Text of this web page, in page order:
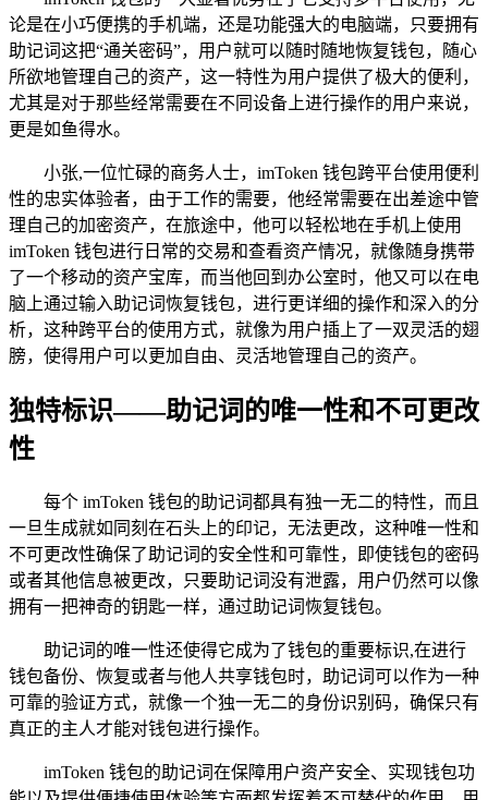
论是在小巧便携的手机端，还是功能强大的电脑端，只要拥有
助记词这把“通关密码”，用户就可以随时随地恢复钱包，随心
所欲地管理自己的资产，这一特性为用户提供了极大的便利，
尤其是对于那些经常需要在不同设备上进行操作的用户来说，
更是如鱼得水。
小张,一位忙碌的商务人士，imToken 钱包跨平台使用便利
性的忠实体验者，由于工作的需要，他经常需要在出差途中管
理自己的加密资产，在旅途中，他可以轻松地在手机上使用
imToken 钱包进行日常的交易和查看资产情况，就像随身携带
了一个移动的资产宝库，而当他回到办公室时，他又可以在电
脑上通过输入助记词恢复钱包，进行更详细的操作和深入的分
析，这种跨平台的使用方式，就像为用户插上了一双灵活的翅
膀，使得用户可以更加自由、灵活地管理自己的资产。
独特标识——助记词的唯一性和不可更改
性
每个 imToken 钱包的助记词都具有独一无二的特性，而且
一旦生成就如同刻在石头上的印记，无法更改，这种唯一性和
不可更改性确保了助记词的安全性和可靠性，即使钱包的密码
或者其他信息被更改，只要助记词没有泄露，用户仍然可以像
拥有一把神奇的钥匙一样，通过助记词恢复钱包。
助记词的唯一性还使得它成为了钱包的重要标识,在进行
钱包备份、恢复或者与他人共享钱包时，助记词可以作为一种
可靠的验证方式，就像一个独一无二的身份识别码，确保只有
真正的主人才能对钱包进行操作。
imToken 钱包的助记词在保障用户资产安全、实现钱包功